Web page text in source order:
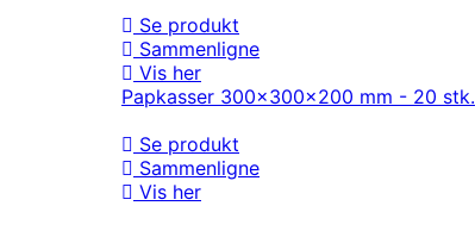
Se produkt
Sammenligne
Vis her
Papkasser 300x300x200 mm - 20 stk.
Se produkt
Sammenligne
Vis her